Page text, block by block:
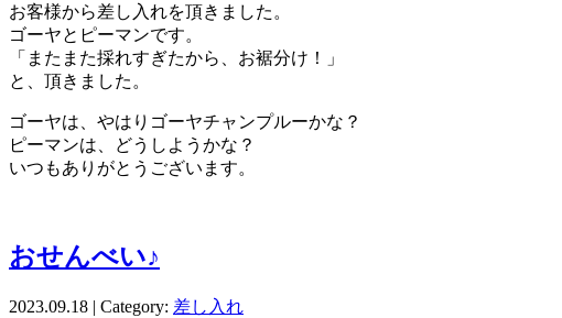
お客様から差し入れを頂きました。
ゴーヤとピーマンです。
「またまた採れすぎたから、お裾分け！」
と、頂きました。
ゴーヤは、やはりゴーヤチャンプルーかな？
ピーマンは、どうしようかな？
いつもありがとうございます。
おせんべい♪
2023.09.18 | Category: 差し入れ